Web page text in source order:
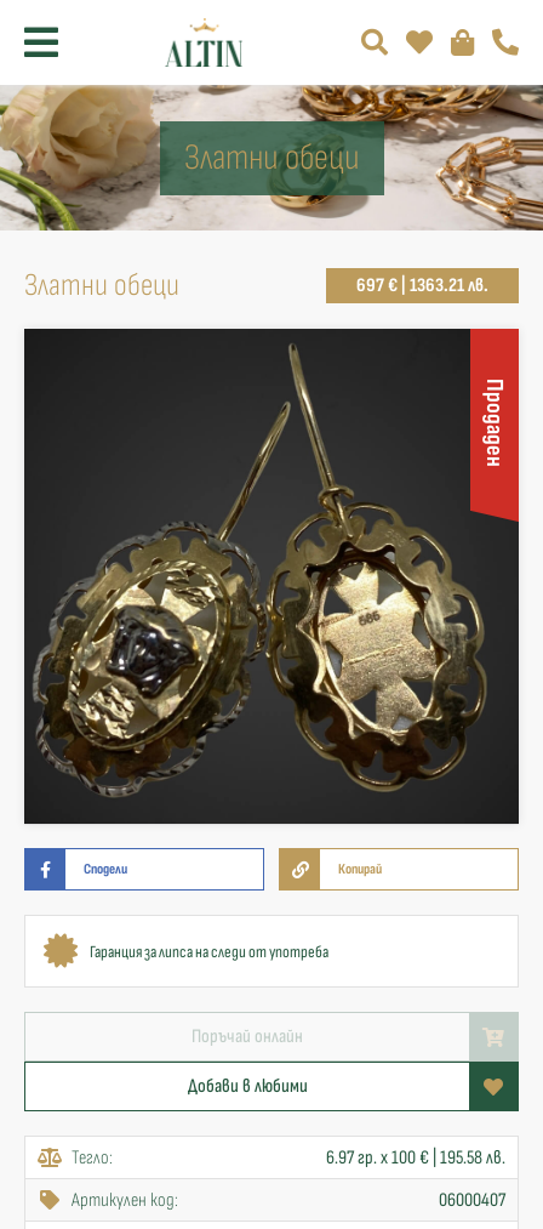
Златни обеци
Златни обеци 697 € | 1363.21 лв.
Продаден
Сподели Копирай
Гаранция за липса на следи от употреба
Поръчай онлайн
Добави в любими
Тегло:
6.97 гр. x 100 € | 195.58 лв.
Артикулен код:
06000407